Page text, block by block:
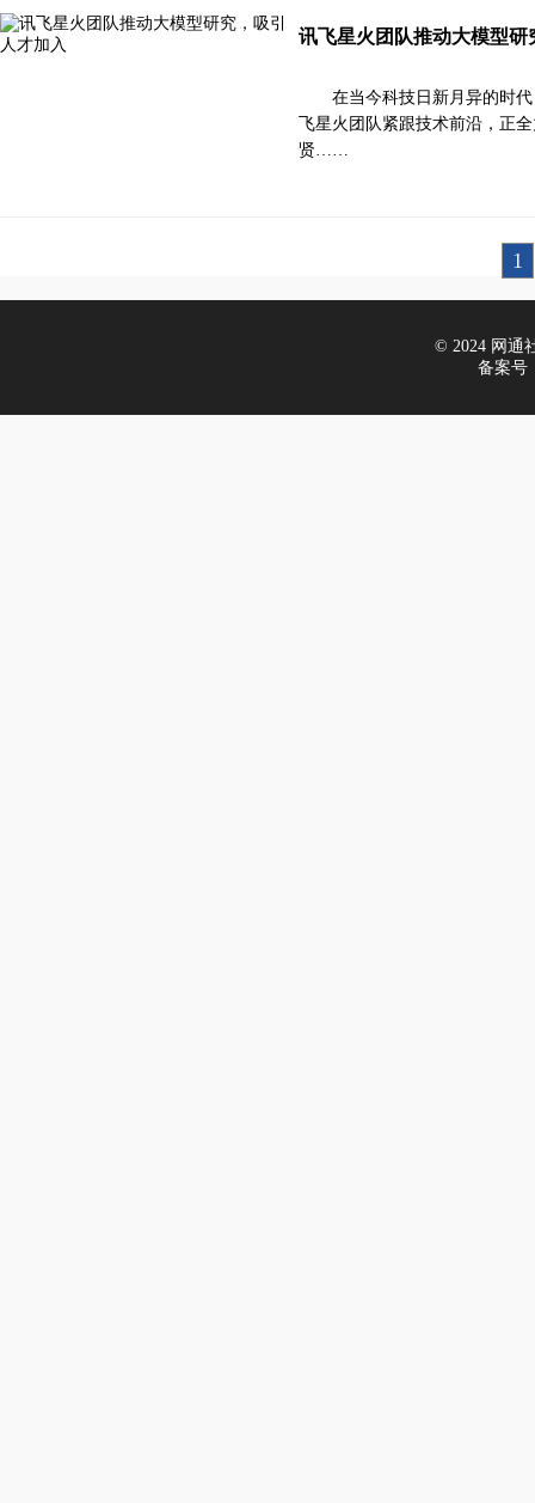
讯飞星火团队推动大模型研
在当今科技日新月异的时
飞星火团队紧跟技术前沿，正
贤……
1
© 2024 网通
备案号